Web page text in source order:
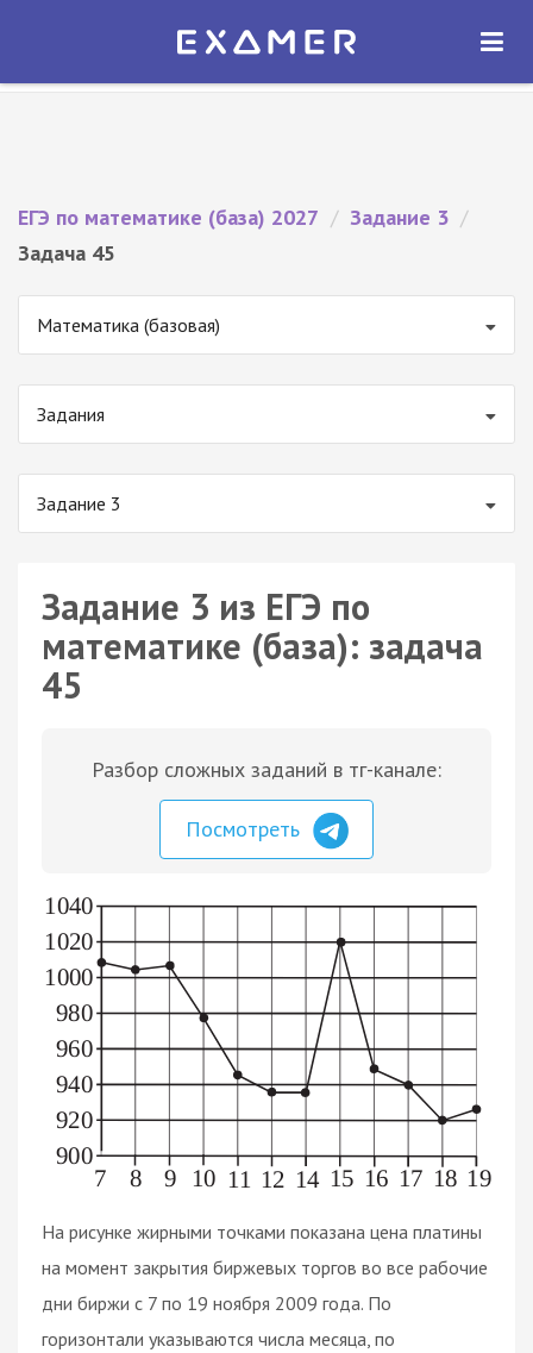
Экзамер — ЕГЭ 2027
ОТКРЫТЬ
ЕГЭ по математике (база) 2027 / Задание 3 /
Задача 45
Математика (базовая)
Задания
Задание 3
Задание 3 из ЕГЭ по
математике (база): задача
45
Разбор сложных заданий в тг-канале:
Посмотреть
На рисунке жирными точками показана цена платины
на момент закрытия биржевых торгов во все рабочие
дни биржи с 7 по 19 ноября 2009 года. По
горизонтали указываются числа месяца, по